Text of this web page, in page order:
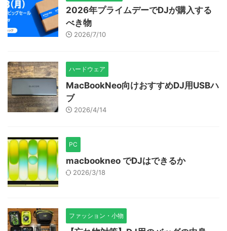
2026年プライムデーでDJが購入する
べき物
2026/7/10
ハードウェア
MacBookNeo向けおすすめDJ用USBハ
ブ
2026/4/14
PC
macbookneo でDJはできるか
2026/3/18
ファッション・小物